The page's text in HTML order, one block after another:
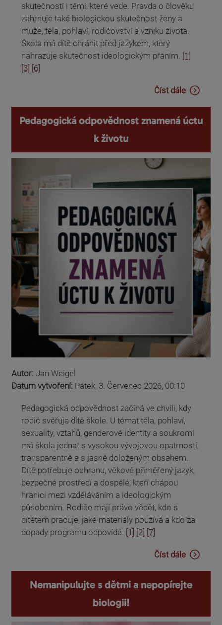
skutečností i těmi, které vede. Pravda o člověku
zahrnuje také biologickou skutečnost ženy a
muže, těla, pohlaví, rodičovství a vzniku života.
Škola má dítě chránit před jazykem, který
nahrazuje skutečnost ideologickým přáním. [1]
[3] [6]
Číst dále
Pedagogická odpovědnost znamená úctu
k životu
Autor: Jan Weigel
Datum vytvoření: Pátek, 3. Červenec 2026, 00:10
Pedagogická odpovědnost začíná ve chvíli, kdy
rodič svěřuje dítě škole. U témat těla, pohlaví,
sexuality, vztahů, genderové identity a soukromí
má škola jednat s vysokou vývojovou opatrností,
transparentně a s jasně doloženým obsahem.
Dítě potřebuje ochranu, věkově přiměřený jazyk,
bezpečné prostředí a dospělé, kteří chápou
hranici mezi vzděláváním a ideologickým
působením. Rodiče mají právo vědět, kdo s
dítětem pracuje, jaké materiály používá a kdo za
dopady programu odpovídá. [1] [2] [7]
Číst dále
Nemanipulujte s dětmi a nepopírejte
biologii!